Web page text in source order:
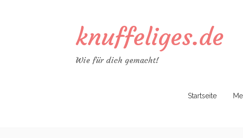
knuffeliges.de
Wie für dich gemacht!
Startseite